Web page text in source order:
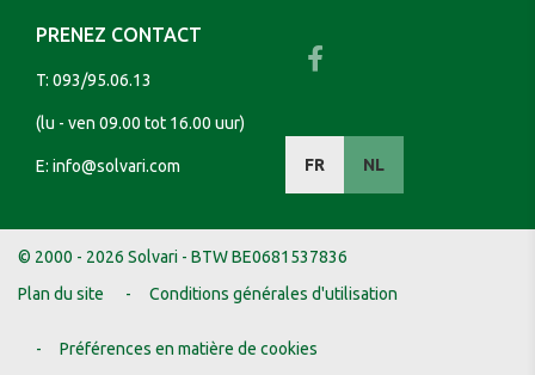
PRENEZ CONTACT
T: 093/95.06.13
(lu - ven 09.00 tot 16.00 uur)
E: info@solvari.com FR NL
© 2000 - 2026 Solvari - BTW BE0681537836
Plan du site
Conditions générales d'utilisation
Préférences en matière de cookies